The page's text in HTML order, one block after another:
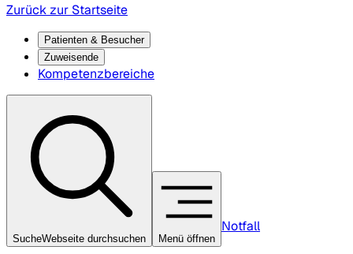
Zurück zur Startseite
Patienten & Besucher
Zuweisende
Kompetenzbereiche
SucheWebseite durchsuchen Menü öffnen
Notfall